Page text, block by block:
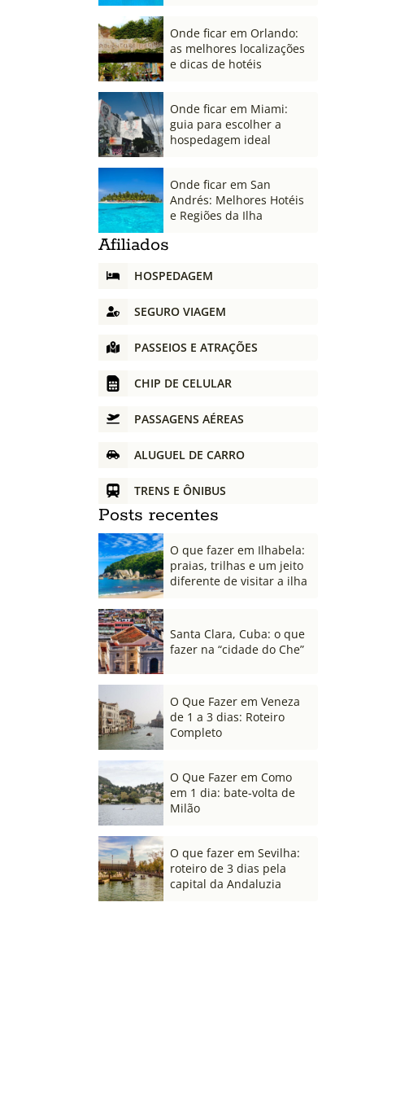
Onde ficar em Orlando:
as melhores localizações
e dicas de hotéis
Onde ficar em Miami:
guia para escolher a
hospedagem ideal
Onde ficar em San
Andrés: Melhores Hotéis
e Regiões da Ilha
Afiliados
HOSPEDAGEM
SEGURO VIAGEM
PASSEIOS E ATRAÇÕES
CHIP DE CELULAR
PASSAGENS AÉREAS
ALUGUEL DE CARRO
TRENS E ÔNIBUS
Posts recentes
O que fazer em Ilhabela:
praias, trilhas e um jeito
diferente de visitar a ilha
Santa Clara, Cuba: o que
fazer na “cidade do Che”
O Que Fazer em Veneza
de 1 a 3 dias: Roteiro
Completo
O Que Fazer em Como
em 1 dia: bate-volta de
Milão
O que fazer em Sevilha:
roteiro de 3 dias pela
capital da Andaluzia